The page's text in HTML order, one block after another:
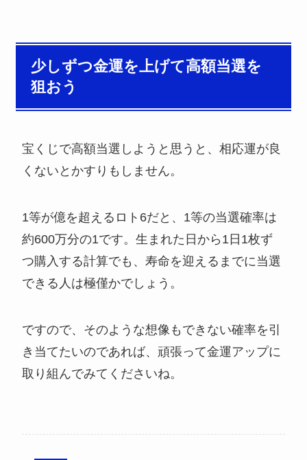
少しずつ金運を上げて高額当選を
狙おう
宝くじで高額当選しようと思うと、相応運が良
くないとかすりもしません。
1等が億を超えるロト6だと、1等の当選確率は
約600万分の1です。生まれた日から1日1枚ず
つ購入する計算でも、寿命を迎えるまでに当選
できる人は極僅かでしょう。
ですので、そのような想像もできない確率を引
き当てたいのであれば、頑張って金運アップに
取り組んでみてくださいね。